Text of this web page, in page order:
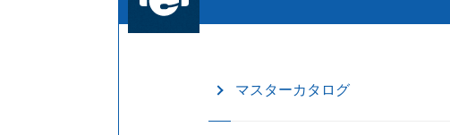
マスターカタログ